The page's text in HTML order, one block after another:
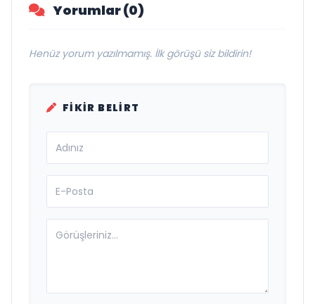
Yorumlar (0)
Henüz yorum yazılmamış. İlk görüşü siz bildirin!
FIKIR BELIRT